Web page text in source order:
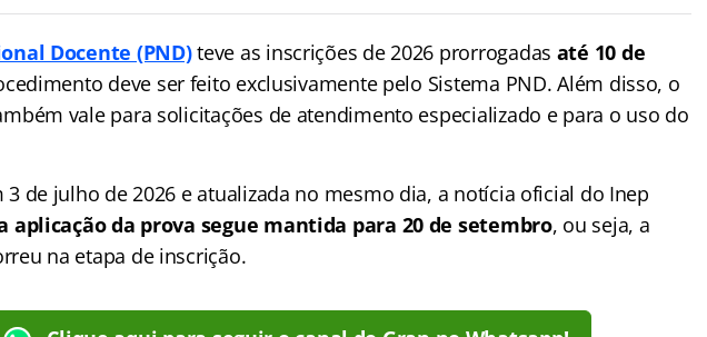
Docente (PND)teve as inscrições de 2026 prorrogadas até 10 de
deve ser feito exclusivamente pelo Sistema PND. Além disso, o
vale para solicitações de atendimento especializado e para o uso do
3 de julho de 2026 e atualizada no mesmo dia, a notícia oficial do Inep
aplicação da prova segue mantida para 20 de setembro, ou seja, a
na etapa de inscrição.